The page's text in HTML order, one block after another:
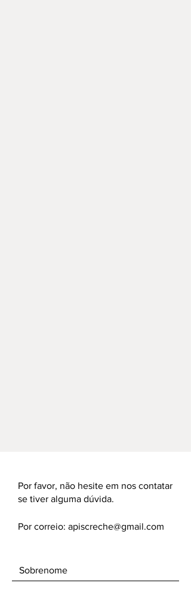
Por favor, não hesite em nos contatar
se tiver alguma dúvida.
Por correio: apiscreche@gmail.com